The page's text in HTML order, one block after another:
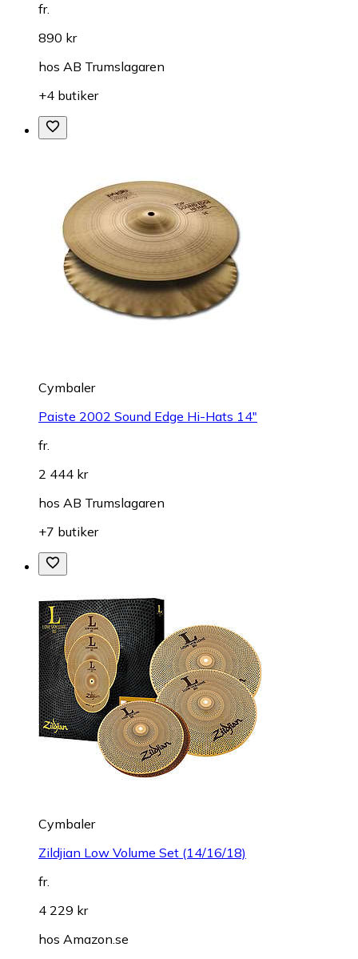
fr.
890 kr
hos AB Trumslagaren
+4 butiker
Cymbaler
Paiste 2002 Sound Edge Hi-Hats 14"
fr.
2 444 kr
hos AB Trumslagaren
+7 butiker
Cymbaler
Zildjian Low Volume Set (14/16/18)
fr.
4 229 kr
hos Amazon.se